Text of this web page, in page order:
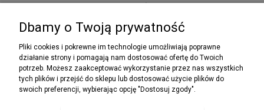
NEWSLETTER
Podaj swój adres e-mail, jeżeli chcesz otrzymywać
Dbamy o Twoją prywatność
Pliki cookies i pokrewne im technologie umożliwiają poprawne
działanie strony i pomagają nam dostosować ofertę do Twoich
potrzeb. Możesz zaakceptować wykorzystanie przez nas wszystkich
tych plików i przejść do sklepu lub dostosować użycie plików do
swoich preferencji, wybierając opcję "Dostosuj zgody".